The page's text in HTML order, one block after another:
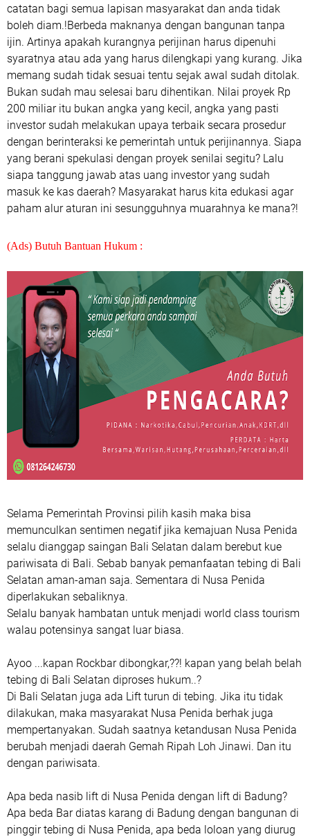
catatan bagi semua lapisan masyarakat dan anda tidak
boleh diam.!Berbeda maknanya dengan bangunan tanpa
ijin. Artinya apakah kurangnya perijinan harus dipenuhi
syaratnya atau ada yang harus dilengkapi yang kurang. Jika
memang sudah tidak sesuai tentu sejak awal sudah ditolak.
Bukan sudah mau selesai baru dihentikan. Nilai proyek Rp
200 miliar itu bukan angka yang kecil, angka yang pasti
investor sudah melakukan upaya terbaik secara prosedur
dengan berinteraksi ke pemerintah untuk perijinannya. Siapa
yang berani spekulasi dengan proyek senilai segitu? Lalu
siapa tanggung jawab atas uang investor yang sudah
masuk ke kas daerah? Masyarakat harus kita edukasi agar
paham alur aturan ini sesungguhnya muarahnya ke mana?!
(Ads) Butuh Bantuan Hukum :
Selama Pemerintah Provinsi pilih kasih maka bisa
memunculkan sentimen negatif jika kemajuan Nusa Penida
selalu dianggap saingan Bali Selatan dalam berebut kue
pariwisata di Bali. Sebab banyak pemanfaatan tebing di Bali
Selatan aman-aman saja. Sementara di Nusa Penida
diperlakukan sebaliknya.
Selalu banyak hambatan untuk menjadi world class tourism
walau potensinya sangat luar biasa.
Ayoo ...kapan Rockbar dibongkar,??! kapan yang belah belah
tebing di Bali Selatan diproses hukum..?
Di Bali Selatan juga ada Lift turun di tebing. Jika itu tidak
dilakukan, maka masyarakat Nusa Penida berhak juga
mempertanyakan. Sudah saatnya ketandusan Nusa Penida
berubah menjadi daerah Gemah Ripah Loh Jinawi. Dan itu
dengan pariwisata.
Apa beda nasib lift di Nusa Penida dengan lift di Badung?
Apa beda Bar diatas karang di Badung dengan bangunan di
pinggir tebing di Nusa Penida, apa beda loloan yang diurug